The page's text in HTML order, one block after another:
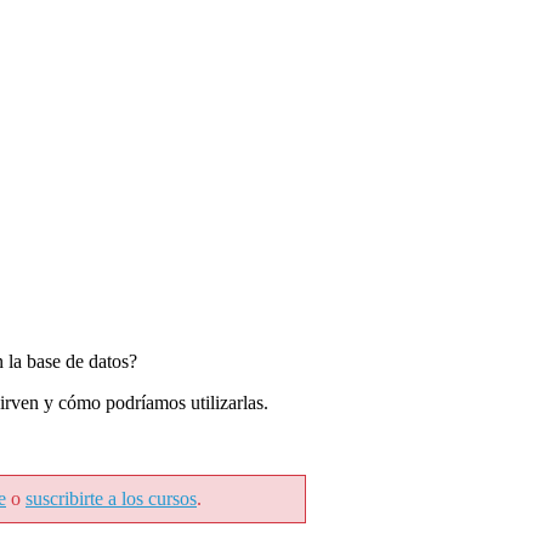
base de datos?
y cómo podríamos utilizarlas.
o suscribirte a los cursos.